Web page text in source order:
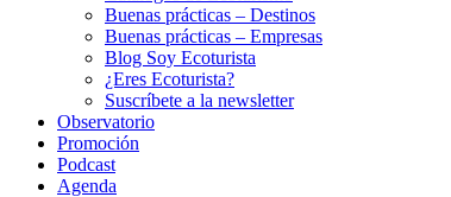
Buenas prácticas – Destinos
Buenas prácticas – Empresas
Blog Soy Ecoturista
¿Eres Ecoturista?
Suscríbete a la newsletter
Observatorio
Promoción
Podcast
Agenda